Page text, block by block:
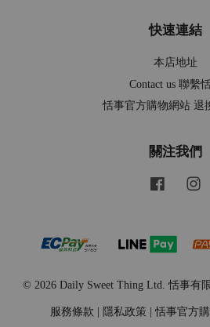
快速連結
本店地址
Contact us 聯繫
恬事官方購物網站 退
關注我們
Facebook
© 2026 Daily Sweet Thing Ltd. 恬事有
服務條款 | 隱私政策 |恬事官方